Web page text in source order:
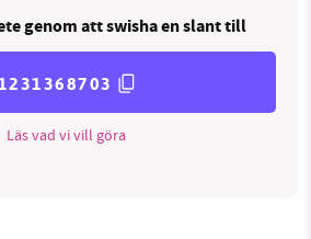
genom att swisha en slant till
Läs vad vi vill göra